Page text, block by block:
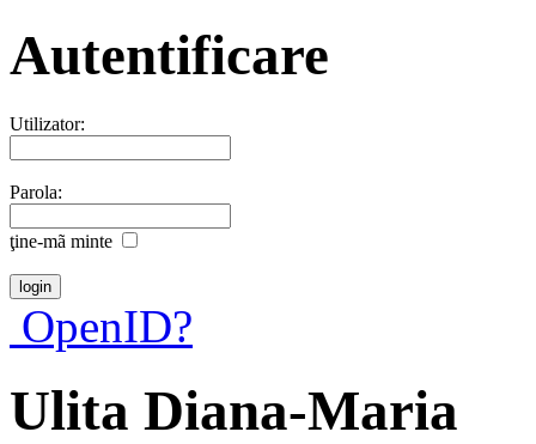
Autentificare
Utilizator:
Parola:
ţine-mã minte
OpenID?
Ulita Diana-Maria